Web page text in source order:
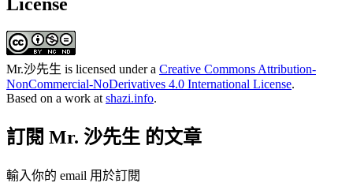
Mr.沙先生 is licensed under a Creative Commons Attribution-
NonCommercial-NoDerivatives 4.0 International License.
Based on a work at shazi.info.
訂閱 Mr. 沙先生 的文章
輸入你的 email 用於訂閱